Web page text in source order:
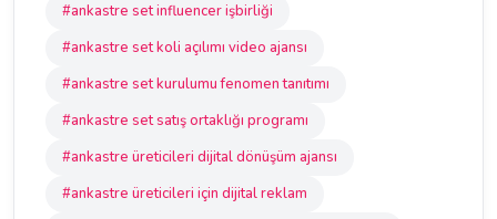
#ankastre set influencer işbirliği
#ankastre set koli açılımı video ajansı
#ankastre set kurulumu fenomen tanıtımı
#ankastre set satış ortaklığı programı
#ankastre üreticileri dijital dönüşüm ajansı
#ankastre üreticileri için dijital reklam